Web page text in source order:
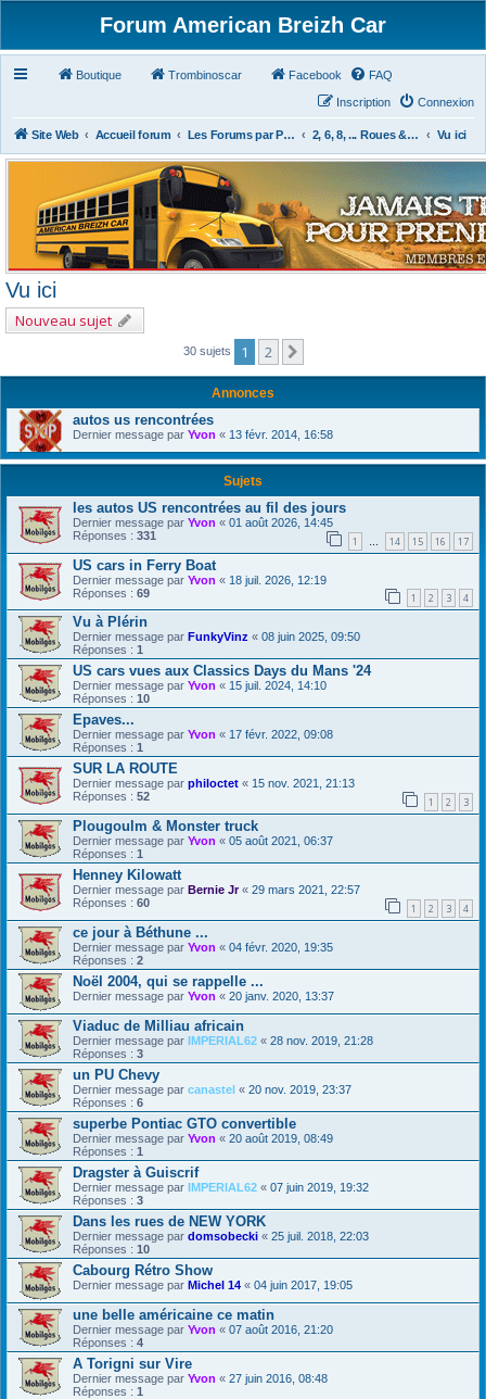
Forum American Breizh Car
Boutique Trombinoscar Facebook FAQ
Connexion
Inscription
Site Web Accueil forum Les Forums par Passion 2, 6, 8, ... Roues & Autres Vu ici
Vu ici
Nouveau sujet
30 sujets 1 2
Annonces
autos us rencontrées
Dernier message par Yvon « 13 févr. 2014, 16:58
Sujets
les autos US rencontrées au fil des jours
Dernier message par Yvon « 01 août 2026, 14:45
Réponses : 331 1 … 14 15 16 17
US cars in Ferry Boat
Dernier message par Yvon « 18 juil. 2026, 12:19
Réponses : 69 1 2 3 4
Vu à Plérin
Dernier message par FunkyVinz « 08 juin 2025, 09:50
Réponses : 1
US cars vues aux Classics Days du Mans '24
Dernier message par Yvon « 15 juil. 2024, 14:10
Réponses : 10
Epaves...
Dernier message par Yvon « 17 févr. 2022, 09:08
Réponses : 1
SUR LA ROUTE
Dernier message par philoctet « 15 nov. 2021, 21:13
Réponses : 52 1 2 3
Plougoulm & Monster truck
Dernier message par Yvon « 05 août 2021, 06:37
Réponses : 1
Henney Kilowatt
Dernier message par Bernie Jr« 29 mars 2021, 22:57
Réponses : 60 1 2 3 4
ce jour à Béthune ...
Dernier message par Yvon « 04 févr. 2020, 19:35
Réponses : 2
Noël 2004, qui se rappelle ...
Dernier message par Yvon « 20 janv. 2020, 13:37
Viaduc de Milliau africain
Dernier message par IMPERIAL62 « 28 nov. 2019, 21:28
Réponses : 3
un PU Chevy
Dernier message par canastel « 20 nov. 2019, 23:37
Réponses : 6
superbe Pontiac GTO convertible
Dernier message par Yvon « 20 août 2019, 08:49
Réponses : 1
Dragster à Guiscrif
Dernier message par IMPERIAL62 « 07 juin 2019, 19:32
Réponses : 3
Dans les rues de NEW YORK
Dernier message par domsobecki « 25 juil. 2018, 22:03
Réponses : 10
Cabourg Rétro Show
Dernier message par Michel 14 « 04 juin 2017, 19:05
une belle américaine ce matin
Dernier message par Yvon « 07 août 2016, 21:20
Réponses : 4
A Torigni sur Vire
Dernier message par Yvon « 27 juin 2016, 08:48
Réponses : 1